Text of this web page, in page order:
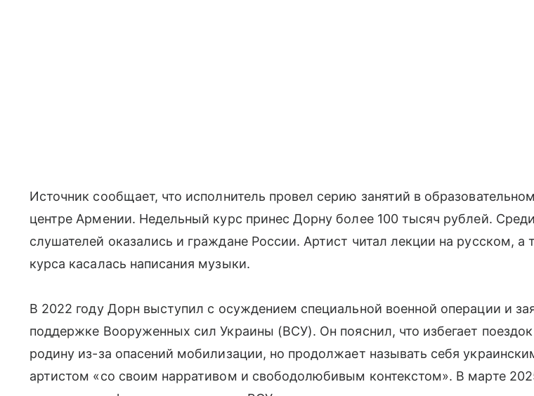
Источник сообщает, что исполнитель провел серию занятий в образовательном
центре Армении. Недельный курс принес Дорну более 100 тысяч рублей. Среди
слушателей оказались и граждане России. Артист читал лекции на русском, а
курса касалась написания музыки.
В 2022 году Дорн выступил с осуждением специальной военной операции и
поддержке Вооруженных сил Украины (ВСУ). Он пояснил, что избегает поездок
родину из-за опасений мобилизации, но продолжает называть себя
артистом «со своим нарративом и свободолюбивым контекстом». В марте